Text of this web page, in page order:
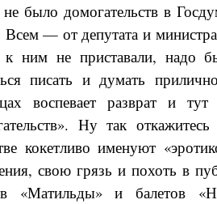
было домогательств в
— от депутата и
ним не приставали, надо
писать и думать
воспевает разврат и
Ну так
кокетливо именуют
свою грязь и похоть в
«Матильды» и балетов